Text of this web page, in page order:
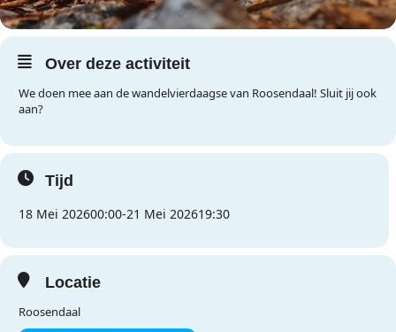
Over deze activiteit
We doen mee aan de wandelvierdaagse van Roosendaal! Sluit jij ook
aan?
Tijd
18 Mei 202600:00-21 Mei 202619:30
Locatie
Roosendaal